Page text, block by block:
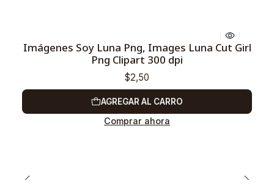
Imágenes Soy Luna Png, Images Luna Cut Girl
Png Clipart 300 dpi
$2,50
AGREGAR AL CARRO
Comprar ahora